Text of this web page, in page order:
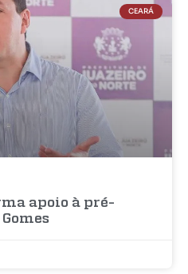
CEARÁ
apoio à pré-